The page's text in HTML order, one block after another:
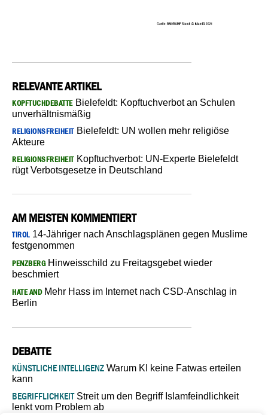
RELEVANTE ARTIKEL
KOPFTUCHDEBATTEBielefeldt: Kopftuchverbot an Schulen
unverhältnismäßig
RELIGIONSFREIHEITBielefeldt: UN wollen mehr religiöse
Akteure
RELIGIONSFREIHEITKopftuchverbot: UN-Experte Bielefeldt
rügt Verbotsgesetze in Deutschland
AM MEISTEN KOMMENTIERT
TIROL14-Jähriger nach Anschlagsplänen gegen Muslime
festgenommen
PENZBERGHinweisschild zu Freitagsgebet wieder
beschmiert
HATE ANDMehr Hass im Internet nach CSD-Anschlag in
Berlin
DEBATTE
KÜNSTLICHE INTELLIGENZ Warum KI keine Fatwas erteilen
kann
BEGRIFFLICHKEITStreit um den Begriff Islamfeindlichkeit
lenkt vom Problem ab